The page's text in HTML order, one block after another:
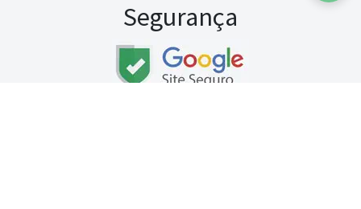
Segurança